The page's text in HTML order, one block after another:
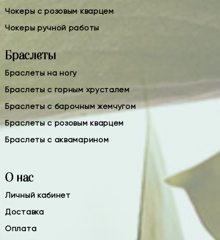
Чокеры с розовым кварцем
Чокеры ручной работы
Браслеты
Браслеты на ногу
Браслеты с горным хрусталем
Браслеты с барочным жемчугом
Браслеты с розовым кварцем
Браслеты с аквамарином
О нас
Личный кабинет
Доставка
Оплата